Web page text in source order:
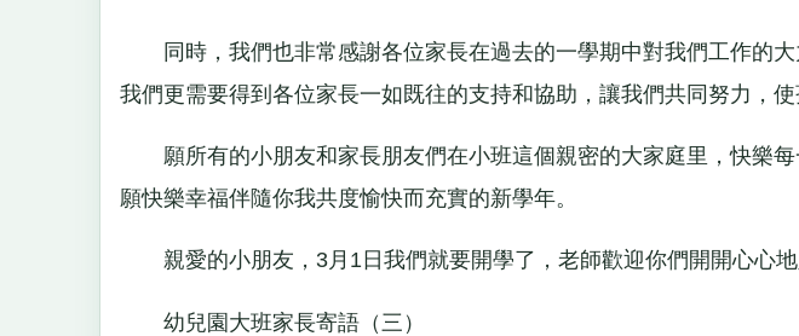
同時，我們也非常感謝各位家長在過去的一學期中對我們工作的大
我們更需要得到各位家長一如既往的支持和協助，讓我們共同努力，使
願所有的小朋友和家長朋友們在小班這個親密的大家庭里，快樂每
願快樂幸福伴隨你我共度愉快而充實的新學年。
親愛的小朋友，3月1日我們就要開學了，老師歡迎你們開開心心地
幼兒園大班家長寄語（三）